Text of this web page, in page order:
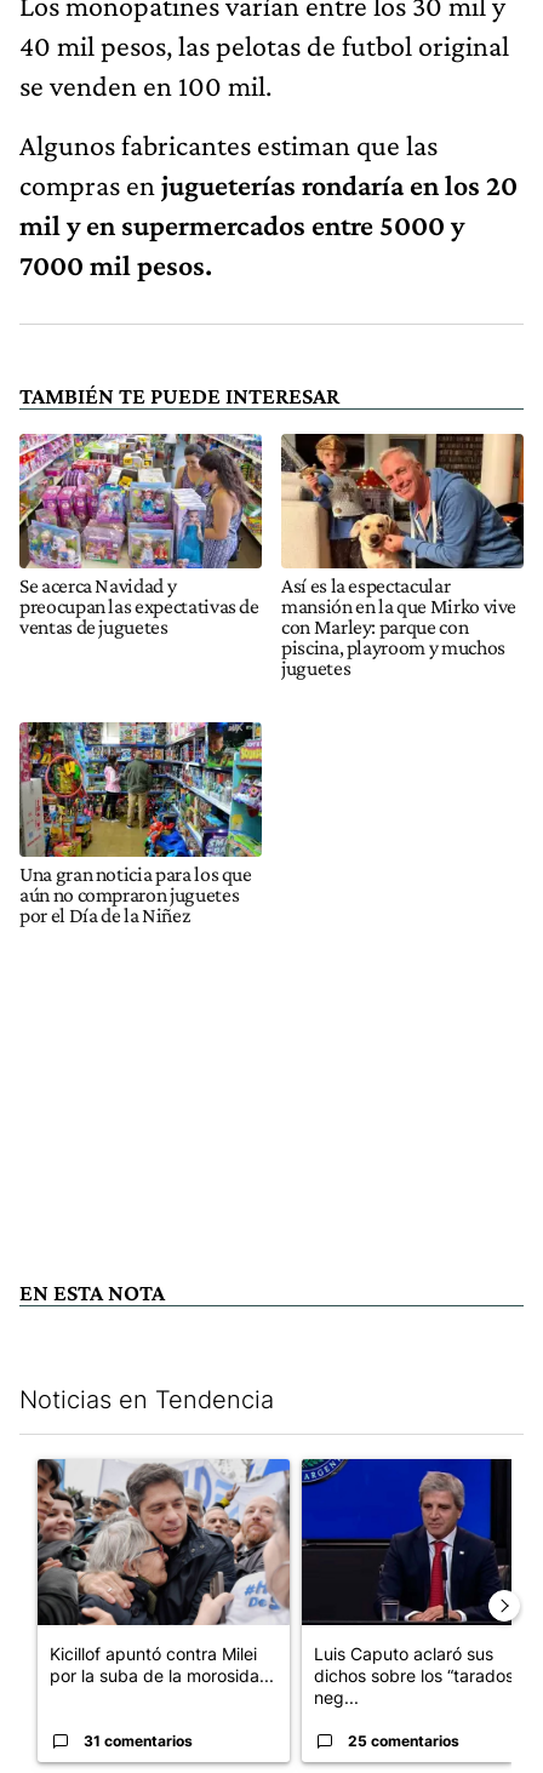
40 mil pesos, las pelotas de futbol original
se venden en 100 mil.
Algunos fabricantes estiman que las
compras en jugueterías rondaría en los 20
mil y en supermercados entre 5000 y
7000 mil pesos.
TAMBIÉN TE PUEDE INTERESAR
Se acerca Navidad y
preocupan las expectativas de
ventas de juguetes
Así es la espectacular
mansión en la que Mirko vive
con Marley: parque con
piscina, playroom y muchos
juguetes
Una gran noticia para los que
aún no compraron juguetes
por el Día de la Niñez
EN ESTA NOTA
Noticias en Tendencia
Un artículo de tendencia con el título "Kicillof apuntó contra
Kicillof apuntó contra Milei
por la suba de la morosida...
31 comentarios
Un artículo de tendencia con
Luis Caputo aclaró sus
dichos sobre los “tarados” y
neg...
25 comentarios